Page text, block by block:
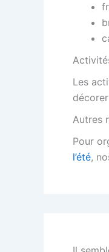
Les
Autres
Pour
l’été,